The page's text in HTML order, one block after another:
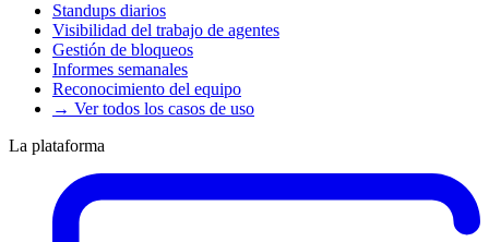
Standups diarios
Visibilidad del trabajo de agentes
Gestión de bloqueos
Informes semanales
Reconocimiento del equipo
→ Ver todos los casos de uso
La plataforma